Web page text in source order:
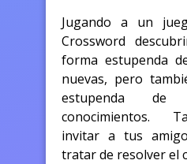
Jugando a un
Crossword
forma estupenda
nuevas, pero
estupenda de
conocimientos.
invitar a tus
tratar de resolver el